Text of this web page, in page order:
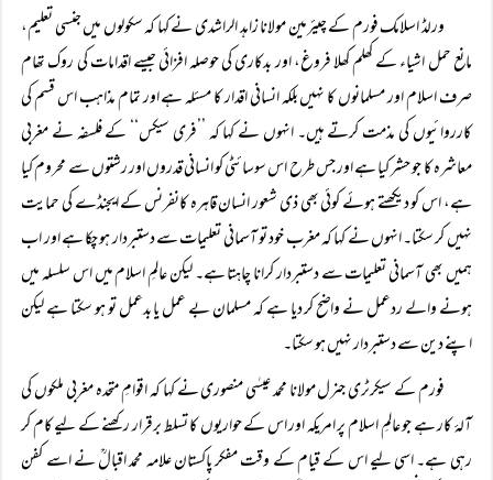
ورلڈ اسلامک فورم کے چیئرمین مولانا زاہد الراشدی نے کہا کہ سکولوں میں جنسی تعلیم،
مانع حمل اشیاء کے کھلم کھلا فروغ، اور بدکاری کی حوصلہ افزائی جیسے اقدامات کی روک تھام
صرف اسلام اور مسلمانوں کا نہیں بلکہ انسانی اقدار کا مسئلہ ہے اور تمام مذاہب اس قسم کی
کارروائیوں کی مذمت کرتے ہیں۔ انہوں نے کہا کہ ’’فری سیکس‘‘ کے فلسفہ نے مغربی
معاشرہ کا جو حشر کیا ہے اور جس طرح اس سوسائٹی کو انسانی قدروں اور رشتوں سے محروم کیا
ہے، اس کو دیکھتے ہوئے کوئی بھی ذی شعور انسان قاہرہ کانفرنس کے ایجنڈے کی حمایت
نہیں کر سکتا۔ انہوں نے کہا کہ مغرب خود تو آسمانی تعلیمات سے دستبردار ہو چکا ہے اور اب
ہمیں بھی آسمانی تعلیمات سے دستبردار کرانا چاہتا ہے۔ لیکن عالمِ اسلام میں اس سلسلہ میں
ہونے والے ردعمل نے واضح کر دیا ہے کہ مسلمان بے عمل یا بدعمل تو ہو سکتا ہے لیکن
اپنے دین سے دستبردار نہیں ہو سکتا۔
فورم کے سیکرٹری جنرل مولانا محمد عیسٰی منصوری نے کہا کہ اقوامِ متحدہ مغربی ملکوں کی
آلۂ کار ہے جو عالمِ اسلام پر امریکہ اور اس کے حواریوں کا تسلط برقرار رکھنے کے لیے کام کر
رہی ہے۔ اسی لیے اس کے قیام کے وقت مفکر پاکستان علامہ محمد اقبالؒ نے اسے کفن